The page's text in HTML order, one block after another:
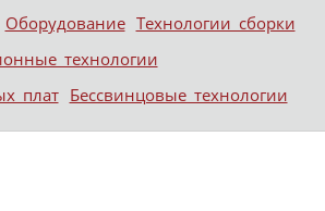
Оборудование Технологии сборки
технологии
плат Бессвинцовые технологии